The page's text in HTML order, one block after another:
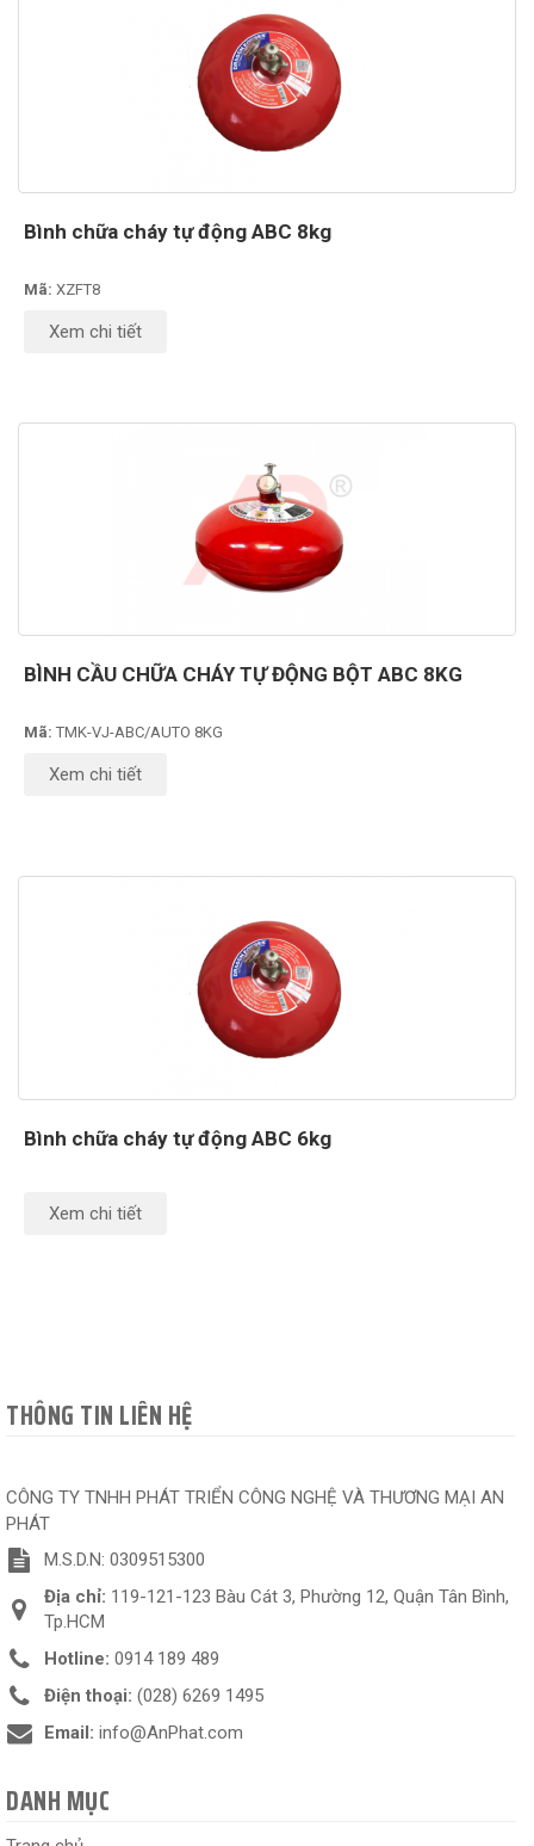
Bình chữa cháy tự động ABC 8kg
Mã: XZFT8
Xem chi tiết
BÌNH CẦU CHỮA CHÁY TỰ ĐỘNG BỘT ABC 8KG
Mã: TMK-VJ-ABC/AUTO 8KG
Xem chi tiết
Bình chữa cháy tự động ABC 6kg
Xem chi tiết
THÔNG TIN LIÊN HỆ
CÔNG TY TNHH PHÁT TRIỂN CÔNG NGHỆ VÀ THƯƠNG MẠI AN
PHÁT
M.S.D.N: 0309515300
Địa chỉ: 119-121-123 Bàu Cát 3, Phường 12, Quận Tân Bình,
Tp.HCM
Hotline: 0914 189 489
Điện thoại: (028) 6269 1495
Email: info@AnPhat.com
DANH MỤC